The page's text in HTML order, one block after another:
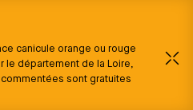
canicule orange ou rouge
le département de la Loire,
sont gratuites